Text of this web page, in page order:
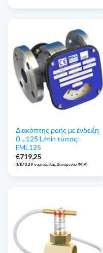
Διακόπτης ροής με ένδειξη
0 ...125 L/min τύπος:
FML125
€719,25
(€870,29 συμπεριλαμβανομένου ΦΠΑ)